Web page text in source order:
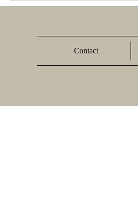
Contact